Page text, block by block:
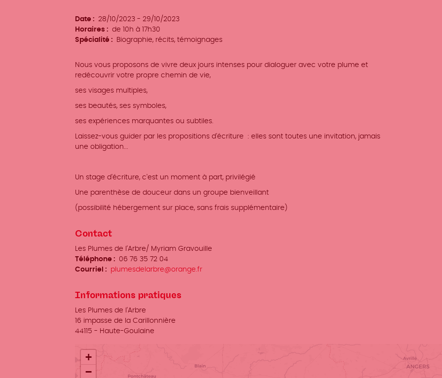
Date 28/10/2023 - 29/10/2023
Horaires
de 10h à 17h30
Spécialité
Biographie, récits, témoignages
Nous vous proposons de vivre deux jours intenses pour dialoguer avec votre plume et
redécouvrir votre propre chemin de vie,
ses visages multiples,
ses beautés, ses symboles,
ses expériences marquantes ou subtiles.
Laissez-vous guider par les propositions d'écriture : elles sont toutes une invitation, jamais
une obligation...
Un stage d'écriture, c'est un moment à part, privilégié
Une parenthèse de douceur dans un groupe bienveillant
(possibilité hébergement sur place, sans frais supplémentaire)
Contact
Organisateur
/
Prénom
Les Plumes de l'Arbre/ Myriam Gravouille
Téléphone
06 76 35 72 04
Courriel
plumesdelarbre@orange.fr
Informations pratiques
Lieu
Les Plumes de l'Arbre
Adresse
16 impasse de la Carillonnière
Ville
44115 - Haute-Goulaine
+
−